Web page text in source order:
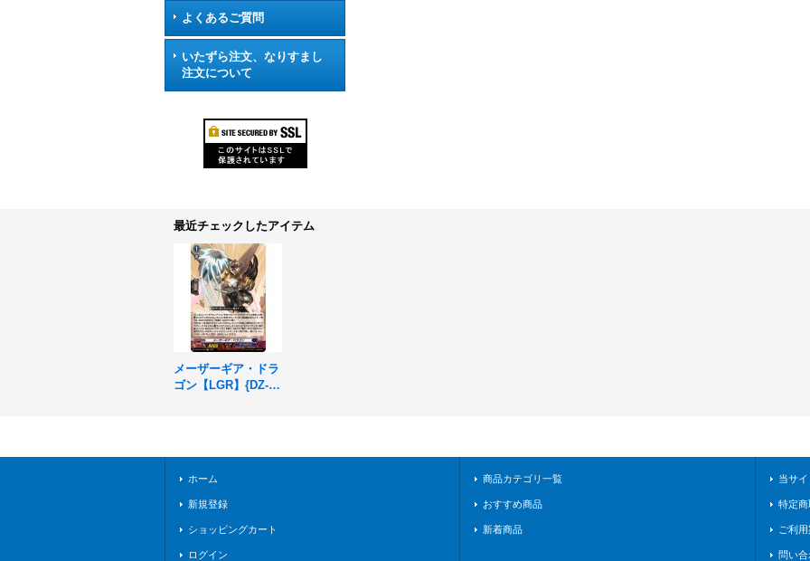
よくあるご質問
いたずら注文、なりすまし
注文について
最近チェックしたアイテム
メーザーギア・ドラ
ゴン【LGR】{DZ-S
ホーム
新規登録
ショッピングカート
ログイン
商品カテゴリ一覧
おすすめ商品
新着商品
当サ
特定
ご利
問い合